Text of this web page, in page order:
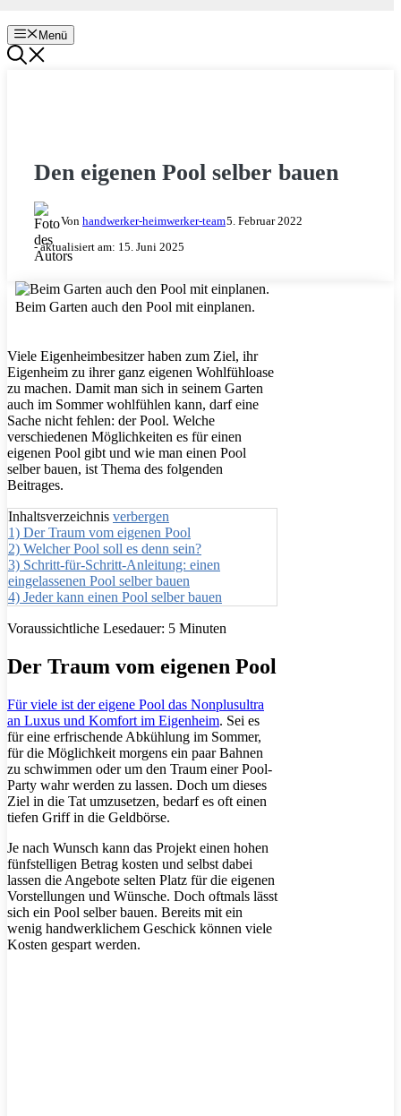
Menü
Den eigenen Pool selber bauen
Von handwerker-heimwerker-team5. Februar 2022
- aktualisiert am: 15. Juni 2025
Beim Garten auch den Pool mit einplanen.
Viele Eigenheimbesitzer haben zum Ziel, ihr
Eigenheim zu ihrer ganz eigenen Wohlfühloase
zu machen. Damit man sich in seinem Garten
auch im Sommer wohlfühlen kann, darf eine
Sache nicht fehlen: der Pool. Welche
verschiedenen Möglichkeiten es für einen
eigenen Pool gibt und wie man einen Pool
selber bauen, ist Thema des folgenden
Beitrages.
Inhaltsverzeichnis verbergen
1) Der Traum vom eigenen Pool
2) Welcher Pool soll es denn sein?
3) Schritt-für-Schritt-Anleitung: einen
eingelassenen Pool selber bauen
4) Jeder kann einen Pool selber bauen
Voraussichtliche Lesedauer: 5 Minuten
Der Traum vom eigenen Pool
Für viele ist der eigene Pool das Nonplusultra
an Luxus und Komfort im Eigenheim. Sei es
für eine erfrischende Abkühlung im Sommer,
für die Möglichkeit morgens ein paar Bahnen
zu schwimmen oder um den Traum einer Pool-
Party wahr werden zu lassen. Doch um dieses
Ziel in die Tat umzusetzen, bedarf es oft einen
tiefen Griff in die Geldbörse.
Je nach Wunsch kann das Projekt einen hohen
fünfstelligen Betrag kosten und selbst dabei
lassen die Angebote selten Platz für die eigenen
Vorstellungen und Wünsche. Doch oftmals lässt
sich ein Pool selber bauen. Bereits mit ein
wenig handwerklichem Geschick können viele
Kosten gespart werden.